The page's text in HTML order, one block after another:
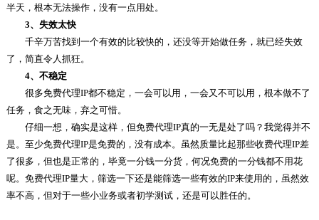
半天，根本无法操作，没有一点用处。
3、失效太快
千辛万苦找到一个有效的比较快的，还没等开始做任务，就已经失效
了，简直令人抓狂。
4、不稳定
很多免费代理IP都不稳定，一会可以用，一会又不可以用，根本做不了
任务，食之无味，弃之可惜。
仔细一想，确实是这样，但免费代理IP真的一无是处了吗？我觉得并不
是。至少免费代理IP是免费的，没有成本。虽然质量比起那些收费代理IP差
了很多，但也是正常的，毕竟一分钱一分货，何况免费的一分钱都不用花
呢。免费代理IP量大，筛选一下还是能筛选一些有效的IP来使用的，虽然效
率不高，但对于一些小业务或者初学测试，还是可以胜任的。